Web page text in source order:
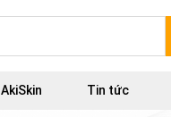
AkiSkin Tin tức